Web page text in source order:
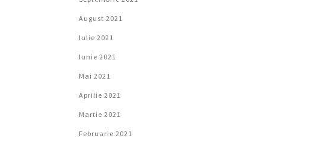
August 2021
Iulie 2021
Iunie 2021
Mai 2021
Aprilie 2021
Martie 2021
Februarie 2021